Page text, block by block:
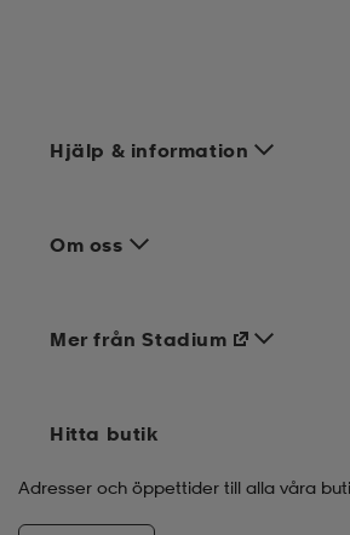
Hjälp & information
Om oss
Mer från Stadium
Hitta butik
Adresser och öppettider till alla våra